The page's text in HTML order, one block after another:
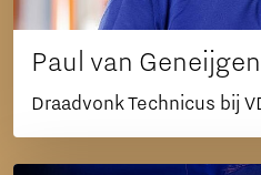
Paul van Geneijgen
Draadvonk Technicus bij